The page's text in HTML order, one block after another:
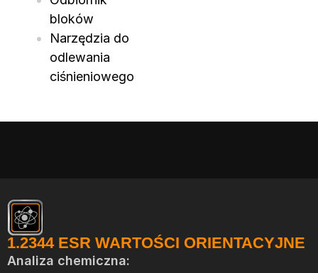
bloków
Narzędzia do
odlewania
ciśnieniowego
1.2344 ESR WARTOŚCI ORIENTACYJNE
Analiza chemiczna: